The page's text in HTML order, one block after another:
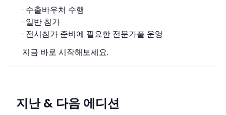
· 수출바우처 수행
· 일반 참가
· 전시참가 준비에 필요한 전문가풀 운영
지금 바로 시작해보세요.
지난 & 다음 에디션